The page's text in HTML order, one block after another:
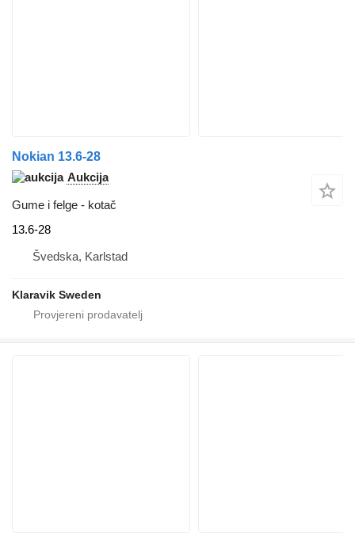
Nokian 13.6-28
Aukcija
Gume i felge - kotač
13.6-28
Švedska, Karlstad
Klaravik Sweden